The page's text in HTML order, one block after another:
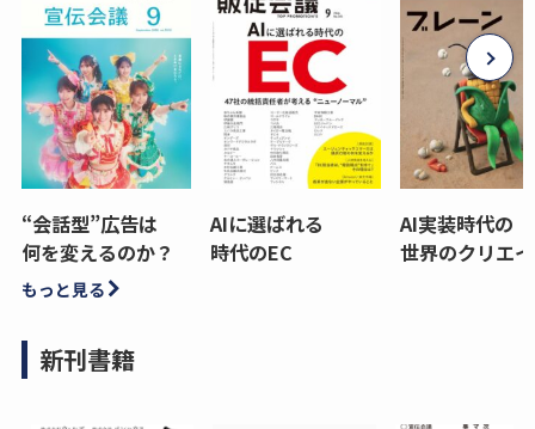
“会話型”広告は
何を変えるのか？
AIに選ばれる
時代のEC
AI実装時代の
世界のクリエ
もっと見る
新刊書籍